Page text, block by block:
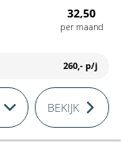
32,50
per maand
260,- p/j
BEKIJK